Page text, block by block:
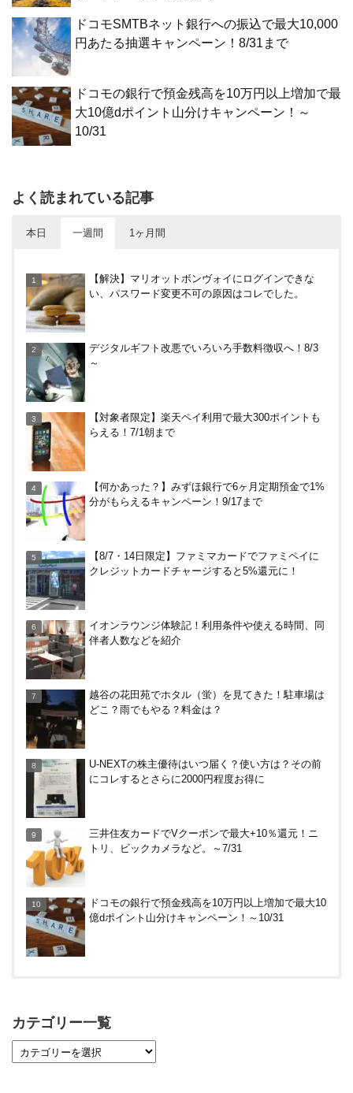
ドコモSMTBネット銀行への振込で最大10,000
円あたる抽選キャンペーン！8/31まで
ドコモの銀行で預金残高を10万円以上増加で最
大10億dポイント山分けキャンペーン！～
10/31
よく読まれている記事
本日 一週間 1ヶ月間
り場やメリット・デメリットを解説
ド！
や違約金は？
換する方法！重要注意点あり
い、パスワード変更不可の原因はコレでした。
技あり】Amazonギフト券の最低額が100円～に改
悪！デジタルは10倍に
け4％増量！Yahoo!ふるさと納税で使おう
【解決】マリオットボンヴォイにログインできな
い、パスワード変更不可の原因はコレでした。
デジタルギフト改悪でいろいろ手数料徴収へ！8/3
～
【対象者限定】楽天ペイ利用で最大300ポイントも
らえる！7/1朝まで
【何かあった？】みずほ銀行で6ヶ月定期預金で1%
分がもらえるキャンペーン！9/17まで
【8/7・14日限定】ファミマカードでファミペイに
クレジットカードチャージすると5%還元に！
イオンラウンジ体験記！利用条件や使える時間、同
伴者人数などを紹介
越谷の花田苑でホタル（蛍）を見てきた！駐車場は
どこ？雨でもやる？料金は？
U-NEXTの株主優待はいつ届く？使い方は？その前
にコレするとさらに2000円程度お得に
三井住友カードでVクーポンで最大+10％還元！ニ
トリ、ビックカメラなど。～7/31
ドコモの銀行で預金残高を10万円以上増加で最大10
億dポイント山分けキャンペーン！～10/31
【7/21まで】エアウォレット(COIN+)で最大98,300
カテゴリー一覧